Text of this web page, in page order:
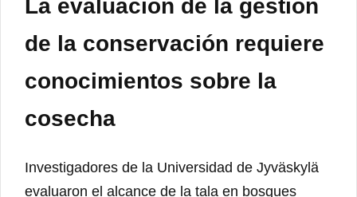
La evaluación de la gestión
de la conservación requiere
conocimientos sobre la
cosecha
Investigadores de la Universidad de Jyväskylä
evaluaron el alcance de la tala en bosques